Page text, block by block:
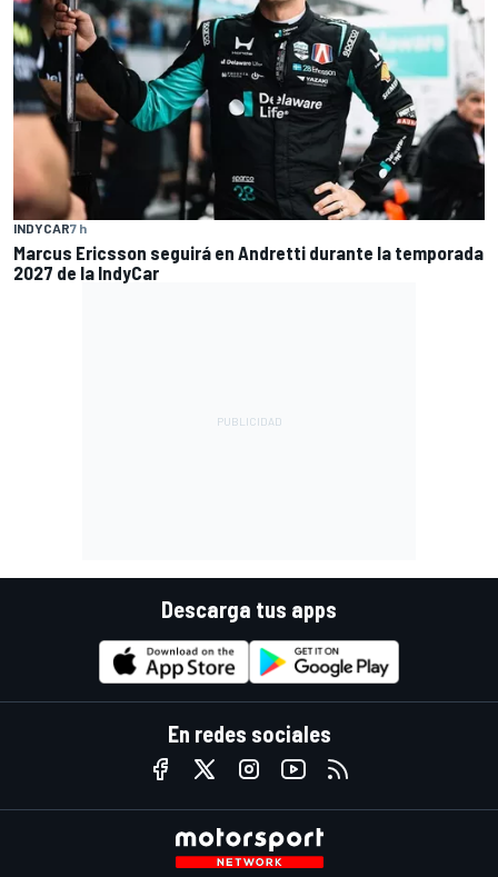
INDYCAR7 h
Marcus Ericsson seguirá en Andretti durante la temporada
2027 de la IndyCar
Descarga tus apps
En redes sociales